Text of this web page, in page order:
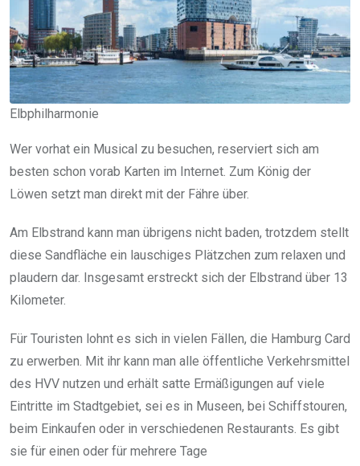
Elbphilharmonie
Wer vorhat ein Musical zu besuchen, reserviert sich am
besten schon vorab Karten im Internet. Zum König der
Löwen setzt man direkt mit der Fähre über.
Am Elbstrand kann man übrigens nicht baden, trotzdem stellt
diese Sandfläche ein lauschiges Plätzchen zum relaxen und
plaudern dar. Insgesamt erstreckt sich der Elbstrand über 13
Kilometer.
Für Touristen lohnt es sich in vielen Fällen, die Hamburg Card
zu erwerben. Mit ihr kann man alle öffentliche Verkehrsmittel
des HVV nutzen und erhält satte Ermäßigungen auf viele
Eintritte im Stadtgebiet, sei es in Museen, bei Schiffstouren,
beim Einkaufen oder in verschiedenen Restaurants. Es gibt
sie für einen oder für mehrere Tage